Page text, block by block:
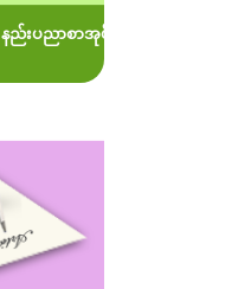
းပညာစာအုပ်များ